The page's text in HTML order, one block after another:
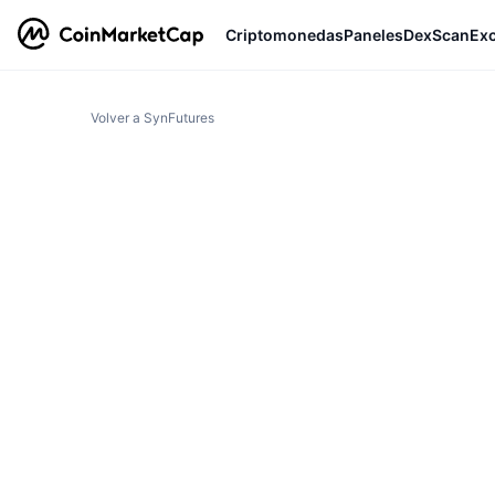
CriptomonedasPanelesDexScan
Volver a SynFutures